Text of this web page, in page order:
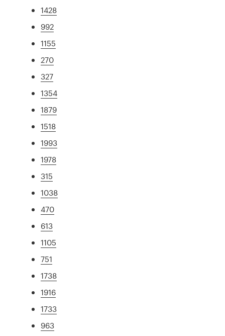
1428
992
1155
270
327
1354
1879
1518
1993
1978
315
1038
470
613
1105
751
1738
1916
1733
963